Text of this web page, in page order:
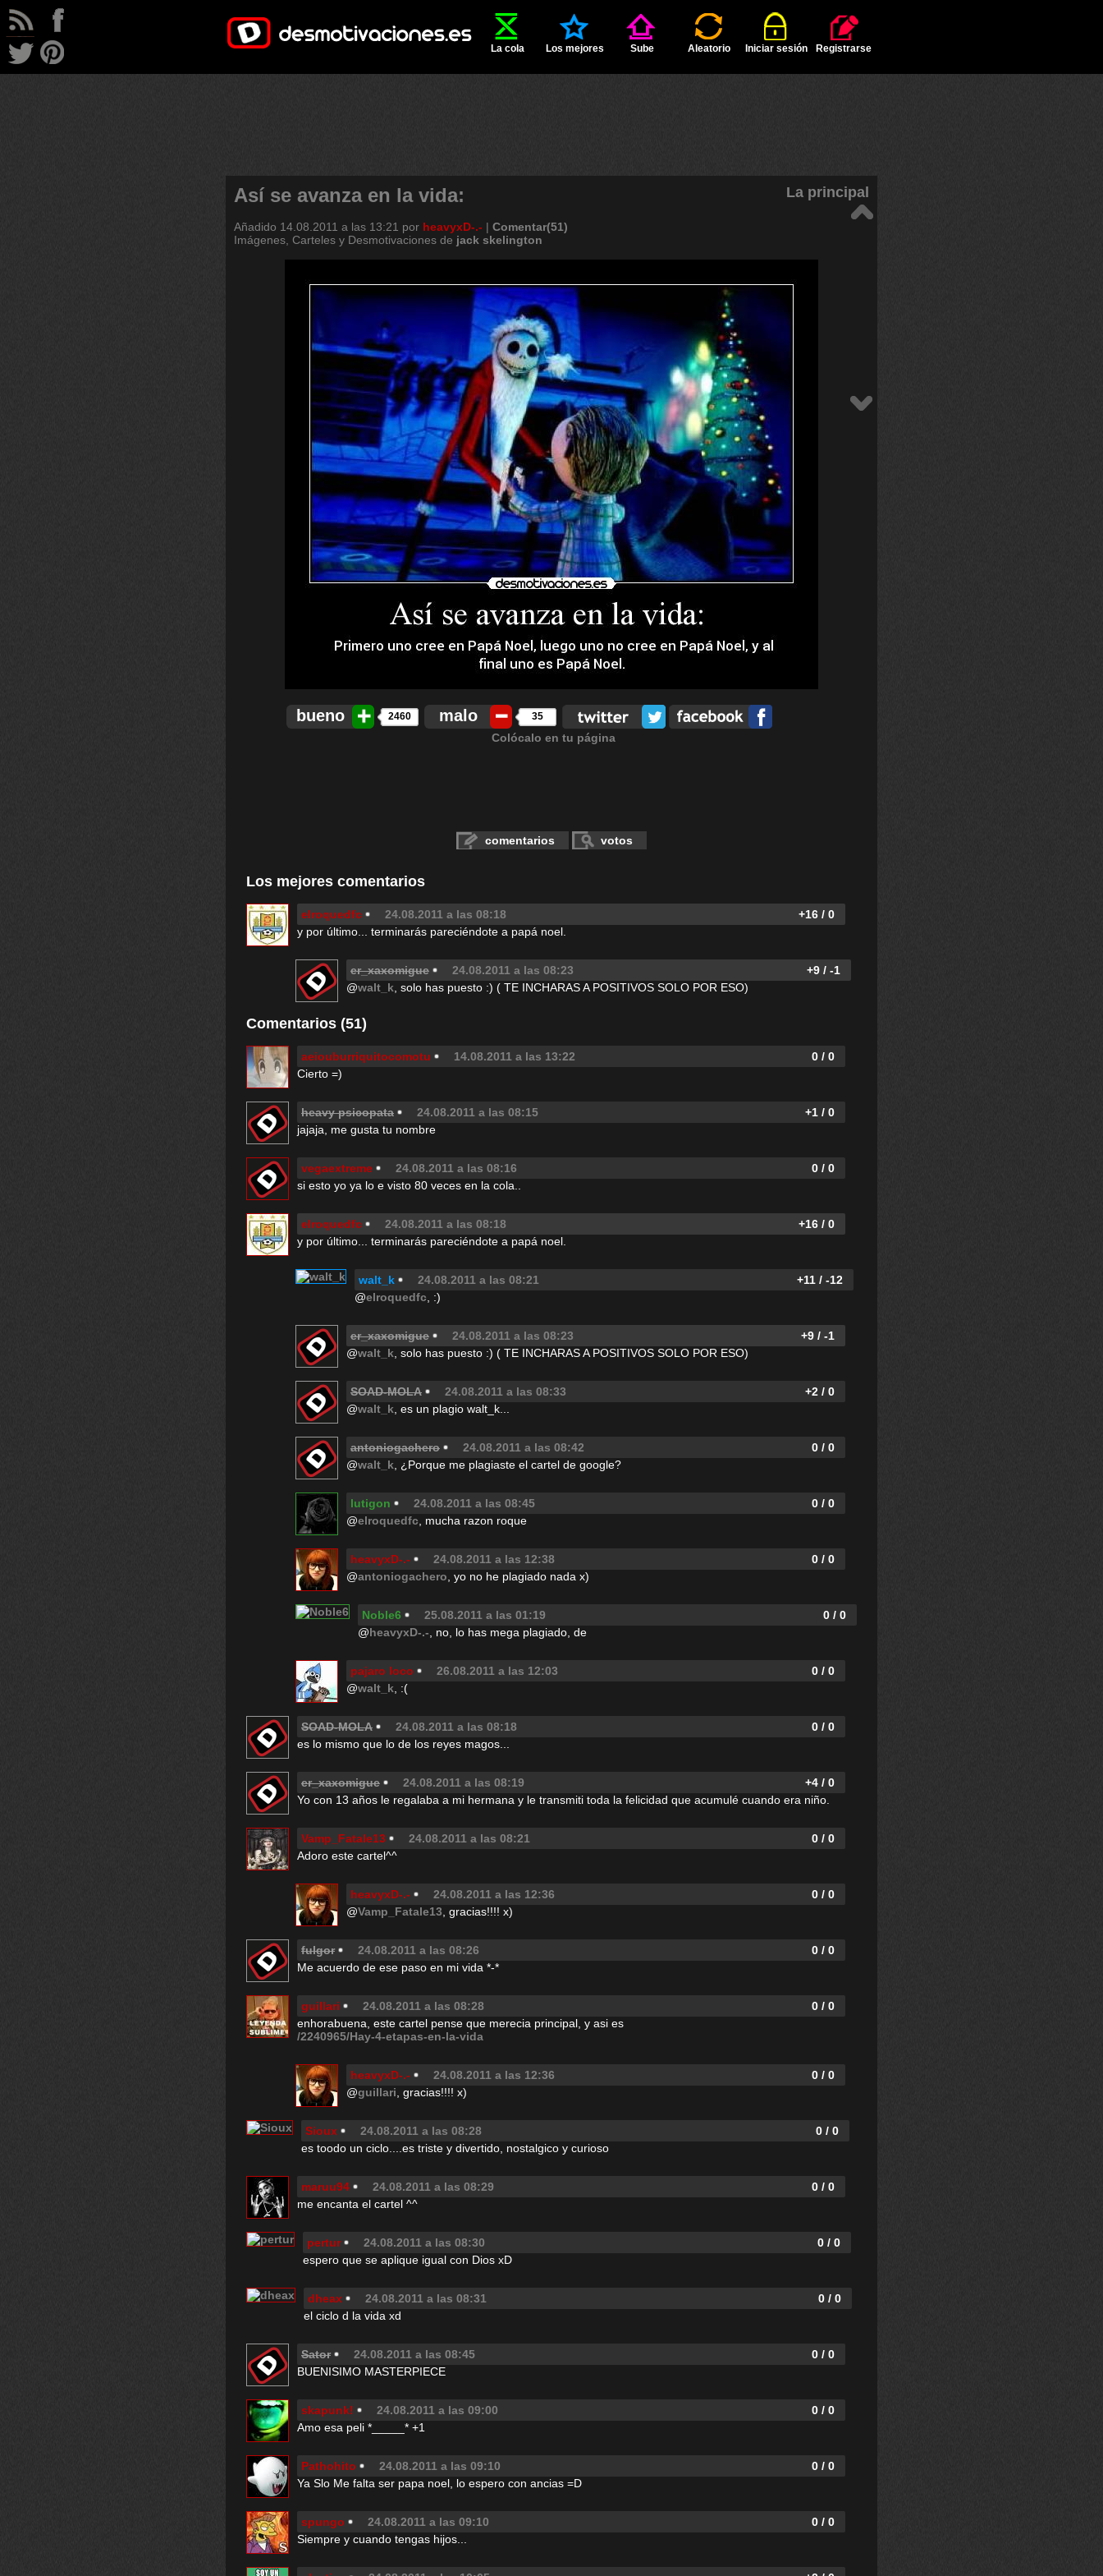
La cola Los mejores Sube Aleatorio Iniciar sesión Registrarse
Así se avanza en la vida: La principal
Añadido 14.08.2011 a las 13:21 por heavyxD-.- | Comentar(51)
Imágenes, Carteles y Desmotivaciones de jack skelington
bueno 2460 malo 35
Colócalo en tu página
comentarios votos
Los mejores comentarios
elroquedfc 24.08.2011 a las 08:18
+16 / 0
y por último... terminarás pareciéndote a papá noel.
er_xaxomigue 24.08.2011 a las 08:23
+9 / -1
@walt_k , solo has puesto :) ( TE INCHARAS A POSITIVOS SOLO POR ESO)
Comentarios (51)
aeiouburriquitocomotu 14.08.2011 a las 13:22
0 / 0
Cierto =)
heavy psicopata 24.08.2011 a las 08:15
+1 / 0
jajaja, me gusta tu nombre
vegaextreme 24.08.2011 a las 08:16
0 / 0
si esto yo ya lo e visto 80 veces en la cola..
elroquedfc 24.08.2011 a las 08:18
+16 / 0
y por último... terminarás pareciéndote a papá noel.
walt_k 24.08.2011 a las 08:21
+11 / -12
@elroquedfc , :)
er_xaxomigue 24.08.2011 a las 08:23
+9 / -1
@walt_k , solo has puesto :) ( TE INCHARAS A POSITIVOS SOLO POR ESO)
SOAD-MOLA 24.08.2011 a las 08:33
+2 / 0
@walt_k , es un plagio walt_k...
antoniogachero 24.08.2011 a las 08:42
0 / 0
@walt_k , ¿Porque me plagiaste el cartel de google?
lutigon 24.08.2011 a las 08:45
0 / 0
@elroquedfc , mucha razon roque
heavyxD-.- 24.08.2011 a las 12:38
0 / 0
@antoniogachero , yo no he plagiado nada x)
Noble6 25.08.2011 a las 01:19
0 / 0
@heavyxD-.- , no, lo has mega plagiado, de
pajaro loco 26.08.2011 a las 12:03
0 / 0
@walt_k , :(
SOAD-MOLA 24.08.2011 a las 08:18
0 / 0
es lo mismo que lo de los reyes magos...
er_xaxomigue 24.08.2011 a las 08:19
+4 / 0
Yo con 13 años le regalaba a mi hermana y le transmiti toda la felicidad que acumulé cuando era niño.
Vamp_Fatale13 24.08.2011 a las 08:21
0 / 0
Adoro este cartel^^
heavyxD-.- 24.08.2011 a las 12:36
0 / 0
@Vamp_Fatale13 , gracias!!!! x)
fulgor 24.08.2011 a las 08:26
0 / 0
Me acuerdo de ese paso en mi vida *-*
guillari 24.08.2011 a las 08:28
0 / 0
enhorabuena, este cartel pense que merecia principal, y asi es
/2240965/Hay-4-etapas-en-la-vida
heavyxD-.- 24.08.2011 a las 12:36
0 / 0
@guillari , gracias!!!! x)
Sioux 24.08.2011 a las 08:28
0 / 0
es toodo un ciclo....es triste y divertido, nostalgico y curioso
maruu94 24.08.2011 a las 08:29
0 / 0
me encanta el cartel ^^
pertur 24.08.2011 a las 08:30
0 / 0
espero que se aplique igual con Dios xD
dheax 24.08.2011 a las 08:31
0 / 0
el ciclo d la vida xd
Sator 24.08.2011 a las 08:45
0 / 0
BUENISIMO MASTERPIECE
skapunk! 24.08.2011 a las 09:00
0 / 0
Amo esa peli *_____* +1
Pathohito 24.08.2011 a las 09:10
0 / 0
Ya Slo Me falta ser papa noel, lo espero con ancias =D
spungo 24.08.2011 a las 09:10
0 / 0
Siempre y cuando tengas hijos...